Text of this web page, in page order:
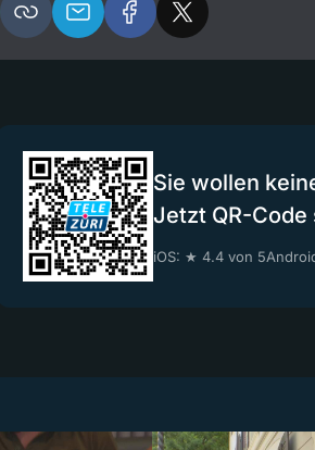
Sie wollen
Jetzt QR-Code
iOS: ★ 4.4 von 5